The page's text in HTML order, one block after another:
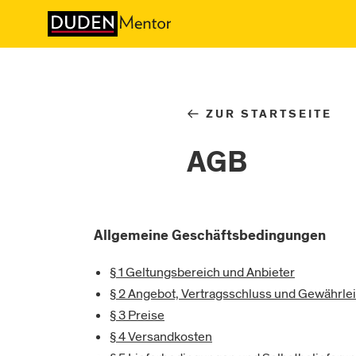
←ZUR STARTSEITE
AGB
Allgemeine Geschäftsbedingungen
§ 1 Geltungsbereich und Anbieter
§ 2 Angebot, Vertragsschluss und
§ 3 Preise
§ 4 Versandkosten